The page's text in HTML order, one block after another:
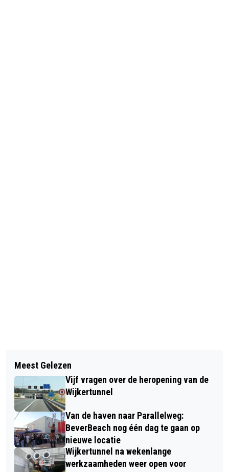
STERKE STIJGING VAN INFECTIES
MET VLEESETENDE BACTERIE
ANISH GIRI NA REMISE TEGEN
KOPLOPER ABDOESATTOROV NOG
STEEDS IN DE RACE VOOR
EINDOVERWINNING TATA STEEL
CHESS
Meest Gelezen
Vijf vragen over de heropening van de
Wijkertunnel
Van de haven naar Parallelweg:
BeverBeach nog één dag te gaan op
nieuwe locatie
Wijkertunnel na wekenlange
werkzaamheden weer open voor